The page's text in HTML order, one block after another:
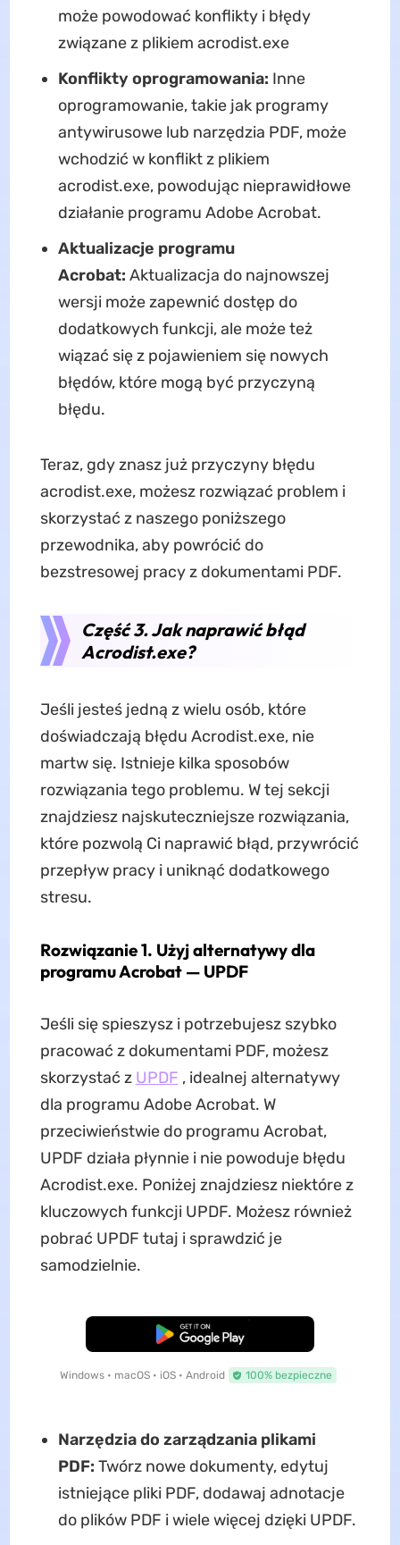
może powodować konflikty i błędy
związane z plikiem acrodist.exe
Konflikty oprogramowania: Inne
oprogramowanie, takie jak programy
antywirusowe lub narzędzia PDF, może
wchodzić w konflikt z plikiem
acrodist.exe, powodując nieprawidłowe
działanie programu Adobe Acrobat.
Aktualizacje programu
Acrobat: Aktualizacja do najnowszej
wersji może zapewnić dostęp do
dodatkowych funkcji, ale może też
wiązać się z pojawieniem się nowych
błędów, które mogą być przyczyną
błędu.
Teraz, gdy znasz już przyczyny błędu
acrodist.exe, możesz rozwiązać problem i
skorzystać z naszego poniższego
przewodnika, aby powrócić do
bezstresowej pracy z dokumentami PDF.
Część 3. Jak naprawić błąd
Acrodist.exe?
Jeśli jesteś jedną z wielu osób, które
doświadczają błędu Acrodist.exe, nie
martw się. Istnieje kilka sposobów
rozwiązania tego problemu. W tej sekcji
znajdziesz najskuteczniejsze rozwiązania,
które pozwolą Ci naprawić błąd, przywrócić
przepływ pracy i uniknąć dodatkowego
stresu.
Rozwiązanie 1. Użyj alternatywy dla
programu Acrobat — UPDF
Jeśli się spieszysz i potrzebujesz szybko
pracować z dokumentami PDF, możesz
skorzystać z UPDF , idealnej alternatywy
dla programu Adobe Acrobat. W
przeciwieństwie do programu Acrobat,
UPDF działa płynnie i nie powoduje błędu
Acrodist.exe. Poniżej znajdziesz niektóre z
kluczowych funkcji UPDF. Możesz również
pobrać UPDF tutaj i sprawdzić je
samodzielnie.
Pobierz za darmo
Windows • macOS • iOS • Android 100% bezpieczne
Narzędzia do zarządzania plikami
PDF: Twórz nowe dokumenty, edytuj
istniejące pliki PDF, dodawaj adnotacje
do plików PDF i wiele więcej dzięki UPDF.